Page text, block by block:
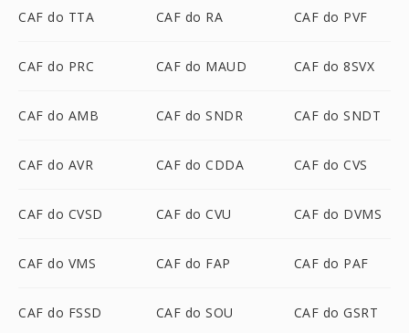
CAF do TTA CAF do RA CAF do PVF
CAF do PRC CAF do MAUD CAF do 8SVX
CAF do AMB CAF do SNDR CAF do SNDT
CAF do AVR CAF do CDDA CAF do CVS
CAF do CVSD CAF do CVU CAF do DVMS
CAF do VMS CAF do FAP CAF do PAF
CAF do FSSD CAF do SOU CAF do GSRT